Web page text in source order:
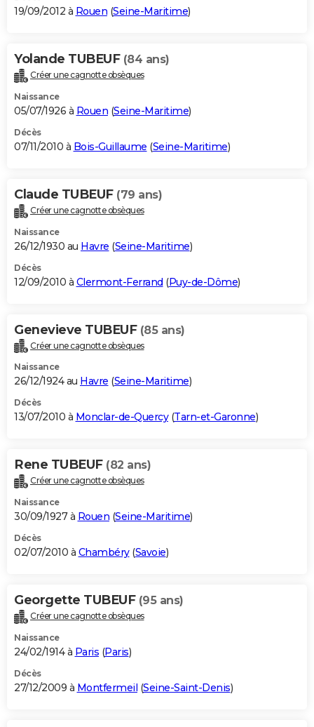
19/09/2012 à Rouen (Seine-Maritime)
Yolande TUBEUF (84 ans)
Créer une cagnotte obsèques
Naissance
05/07/1926 à Rouen (Seine-Maritime)
Décès
07/11/2010 à Bois-Guillaume (Seine-Maritime)
Claude TUBEUF (79 ans)
Créer une cagnotte obsèques
Naissance
26/12/1930 au Havre (Seine-Maritime)
Décès
12/09/2010 à Clermont-Ferrand (Puy-de-Dôme)
Genevieve TUBEUF (85 ans)
Créer une cagnotte obsèques
Naissance
26/12/1924 au Havre (Seine-Maritime)
Décès
13/07/2010 à Monclar-de-Quercy(Tarn-et-Garonne)
Rene TUBEUF (82 ans)
Créer une cagnotte obsèques
Naissance
30/09/1927 à Rouen (Seine-Maritime)
Décès
02/07/2010 à Chambéry(Savoie)
Georgette TUBEUF (95 ans)
Créer une cagnotte obsèques
Naissance
24/02/1914 à Paris (Paris)
Décès
27/12/2009 à Montfermeil (Seine-Saint-Denis)